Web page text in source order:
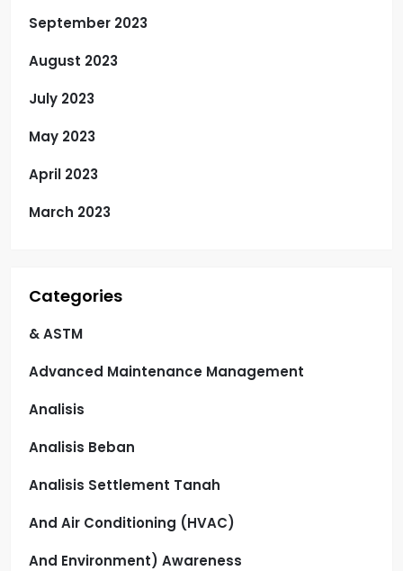
September 2023
August 2023
July 2023
May 2023
April 2023
March 2023
Categories
& ASTM
Advanced Maintenance Management
Analisis
Analisis Beban
Analisis Settlement Tanah
And Air Conditioning (HVAC)
And Environment) Awareness